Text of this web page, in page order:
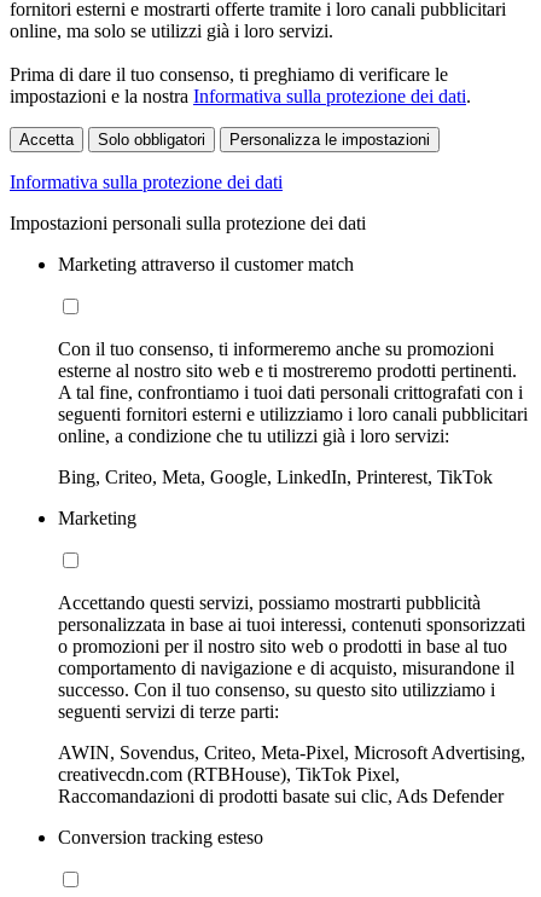
fornitori esterni e mostrarti offerte tramite i loro canali pubblicitari
online, ma solo se utilizzi già i loro servizi.
Prima di dare il tuo consenso, ti preghiamo di verificare le
impostazioni e la nostra Informativa sulla protezione dei dati.
Accetta Solo obbligatori Personalizza le impostazioni
Informativa sulla protezione dei dati
Impostazioni personali sulla protezione dei dati
Marketing attraverso il customer match
Con il tuo consenso, ti informeremo anche su promozioni
esterne al nostro sito web e ti mostreremo prodotti pertinenti.
A tal fine, confrontiamo i tuoi dati personali crittografati con i
seguenti fornitori esterni e utilizziamo i loro canali pubblicitari
online, a condizione che tu utilizzi già i loro servizi:
Bing, Criteo, Meta, Google, LinkedIn, Printerest, TikTok
Marketing
Accettando questi servizi, possiamo mostrarti pubblicità
personalizzata in base ai tuoi interessi, contenuti sponsorizzati
o promozioni per il nostro sito web o prodotti in base al tuo
comportamento di navigazione e di acquisto, misurandone il
successo. Con il tuo consenso, su questo sito utilizziamo i
seguenti servizi di terze parti:
AWIN, Sovendus, Criteo, Meta-Pixel, Microsoft Advertising,
creativecdn.com (RTBHouse), TikTok Pixel,
Raccomandazioni di prodotti basate sui clic, Ads Defender
Conversion tracking esteso